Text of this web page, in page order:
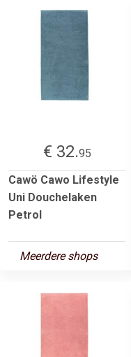
€ 32.95
Cawö Cawo Lifestyle
Uni Douchelaken
Petrol
Meerdere shops